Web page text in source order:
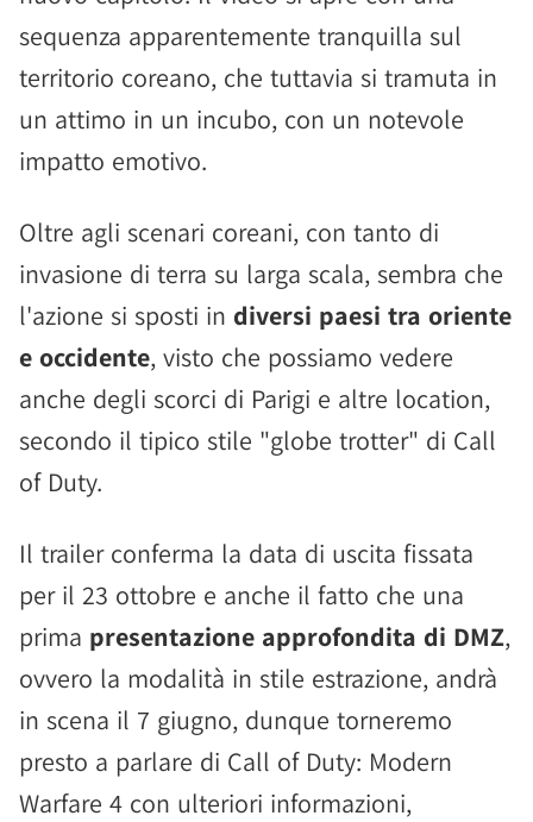
sequenza apparentemente tranquilla sul
territorio coreano, che tuttavia si tramuta in
un attimo in un incubo, con un notevole
impatto emotivo.
Oltre agli scenari coreani, con tanto di
invasione di terra su larga scala, sembra che
l'azione si sposti in diversi paesi tra oriente
e occidente, visto che possiamo vedere
anche degli scorci di Parigi e altre location,
secondo il tipico stile "globe trotter" di Call
of Duty.
Il trailer conferma la data di uscita fissata
per il 23 ottobre e anche il fatto che una
prima presentazione approfondita di DMZ,
ovvero la modalità in stile estrazione, andrà
in scena il 7 giugno, dunque torneremo
presto a parlare di Call of Duty: Modern
Warfare 4 con ulteriori informazioni,